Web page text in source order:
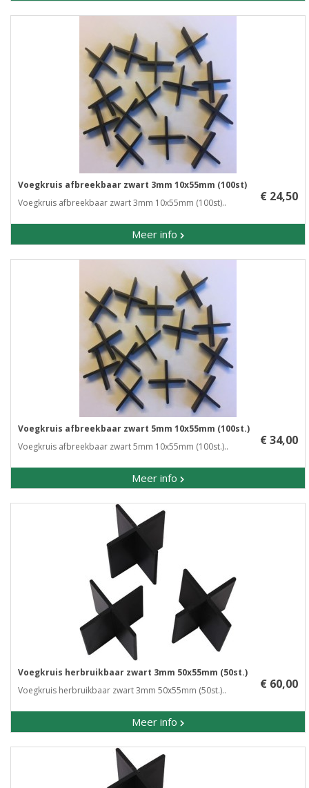
Voegkruis afbreekbaar zwart 3mm 10x55mm (100st)
Voegkruis afbreekbaar zwart 3mm 10x55mm (100st)..
Meer info
€ 24,50
Voegkruis afbreekbaar zwart 5mm 10x55mm (100st.)
Voegkruis afbreekbaar zwart 5mm 10x55mm (100st.)..
Meer info
€ 34,00
Voegkruis herbruikbaar zwart 3mm 50x55mm (50st.)
Voegkruis herbruikbaar zwart 3mm 50x55mm (50st.)..
Meer info
€ 60,00